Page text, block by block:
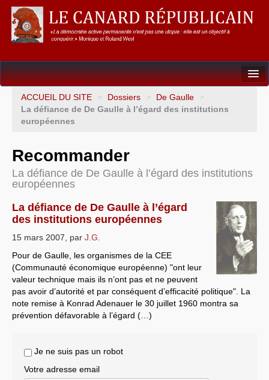
Dossiers
L’Union européenne
Gouvernance mondiale & mondialisation
International
Résistances
L’Empire américain
Systèmes & société sous contrôle
Nouvelles de l’antirépublique
Guerre en Ukraine
ACCUEIL DU SITE > Dossiers > De Gaulle
>
La défiance de De Gaulle à l’égard des institutions
européennes
Recommander
La défiance de De Gaulle à l’égard des institutions
européennes
La défiance de De Gaulle à l’égard
des institutions européennes
15 mars 2007 par J.G.
Pour de Gaulle, les organismes de la CEE
(Communauté économique européenne) "ont leur
valeur technique mais ils n’ont pas et ne peuvent
pas avoir d’autorité et par conséquent d’efficacité politique". La
note remise à Konrad Adenauer le 30 juillet 1960 montra sa
prévention défavorable à l’égard (…)
Je ne suis pas un robot
Votre adresse email